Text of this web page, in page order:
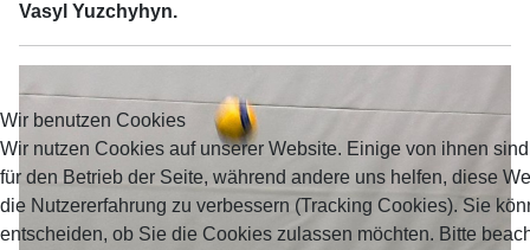
Vasyl Yuzchyhyn.
Wir benutzen Cookies
Wir nutzen Cookies auf unserer Website. Einige von ihnen
für den Betrieb der Seite, während andere uns helfen, diese
die Nutzererfahrung zu verbessern (Tracking Cookies). Sie
entscheiden, ob Sie die Cookies zulassen möchten. Bitte